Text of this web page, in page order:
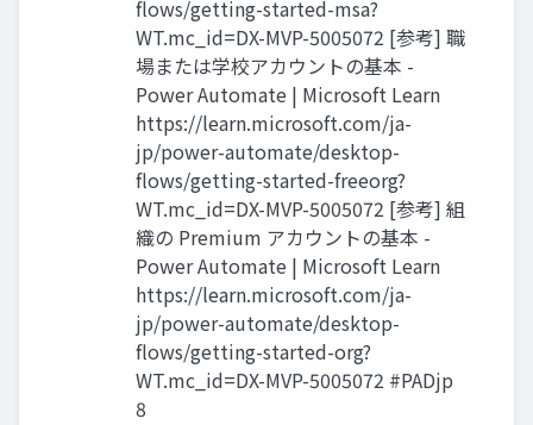
flows/getting-started-msa?
WT.mc_id=DX-MVP-5005072 [参考] 職
場または学校アカウントの基本 -
Power Automate | Microsoft Learn
https://learn.microsoft.com/ja-
jp/power-automate/desktop-
flows/getting-started-freeorg?
WT.mc_id=DX-MVP-5005072 [参考] 組
織の Premium アカウントの基本 -
Power Automate | Microsoft Learn
https://learn.microsoft.com/ja-
jp/power-automate/desktop-
flows/getting-started-org?
WT.mc_id=DX-MVP-5005072 #PADjp
8